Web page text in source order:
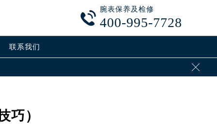

腕表保养及检修
400-995-7728
联系我们

巧）